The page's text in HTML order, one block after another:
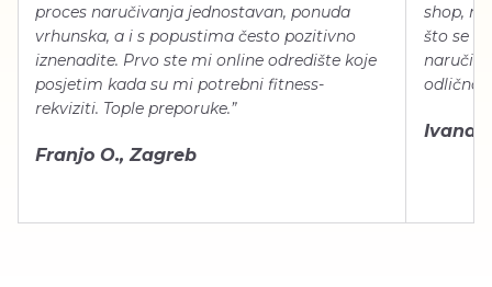
proces naručivanja jednostavan, ponuda
vrhunska, a i s popustima često pozitivno
iznenadite. Prvo ste mi online odredište koje
posjetim kada su mi potrebni fitness-
rekviziti. Tople preporuke.”
Franjo O., Zagreb
shop,
što se
naručiti,
odlično
Ivana